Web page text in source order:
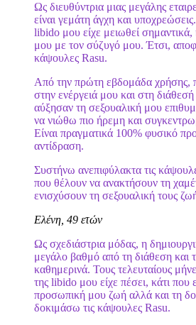
Ως διευθύντρια μιας μεγάλης
είναι γεμάτη άγχη και
libido μου είχε μειωθεί
μου με τον σύζυγό μου. Έτσι,
κάψουλες Rasu.
Από την πρώτη εβδομάδα χρήσης,
στην ενέργειά μου και στη
αύξησαν τη σεξουαλική μου
να νιώθω πιο ήρεμη και
Είναι πραγματικά 100% φυσικό
αντίδραση.
Συστήνω ανεπιφύλακτα τις
που θέλουν να ανακτήσουν τη
ενισχύσουν τη σεξουαλική τους
Ελένη, 49 ετών
Ως σχεδιάστρια μόδας, η
μεγάλο βαθμό από τη διάθεση και
καθημερινά. Τους τελευταίους
της libido μου είχε πέσει, κάτι που
προσωπική μου ζωή αλλά και τη
δοκιμάσω τις κάψουλες Rasu.